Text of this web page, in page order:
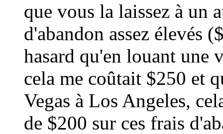
que vous la laissez à un
d'abandon assez élevés
hasard qu'en louant une
cela me coûtait $250 et
Vegas à Los Angeles,
de $200 sur ces frais